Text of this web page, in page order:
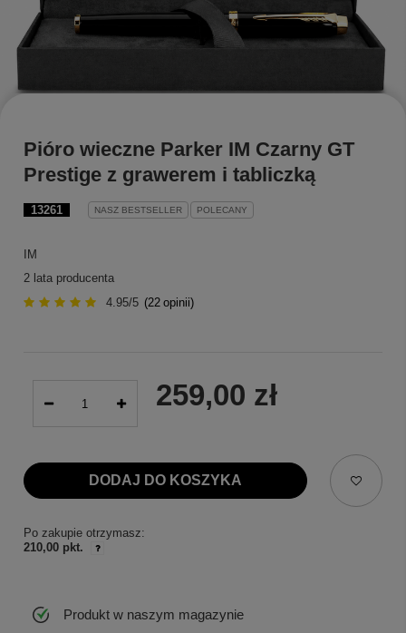
13261 NASZ BESTSELLER POLECANY
Pióro wieczne Parker IM Czarny GT
Prestige z grawerem i tabliczką
IM
2 lata producenta
4.95/5 (22 opinii)
259,00 zł
DODAJ DO KOSZYKA
Po zakupie otrzymasz:
210,00 pkt.
Produkt w naszym magazynie